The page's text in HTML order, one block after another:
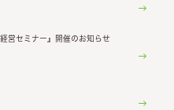
営セミナー』開催のお知らせ